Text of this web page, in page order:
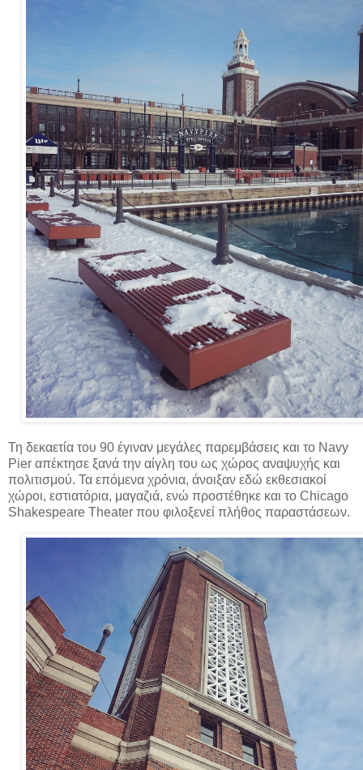
Τη δεκαετία του 90 έγιναν μεγάλες παρεμβάσεις και το Navy
Pier απέκτησε ξανά την αίγλη του ως χώρος αναψυχής και
πολιτισμού. Τα επόμενα χρόνια, άνοιξαν εδώ εκθεσιακοί
χώροι, εστιατόρια, μαγαζιά, ενώ προστέθηκε και το Chicago
Shakespeare Theater που φιλοξενεί πλήθος παραστάσεων.